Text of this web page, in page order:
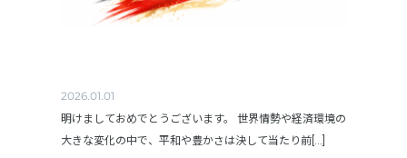
2026.01.01
明けましておめでとうございます。 世界情勢や経済環境の
大きな変化の中で、平和や豊かさは決して当たり前[...]